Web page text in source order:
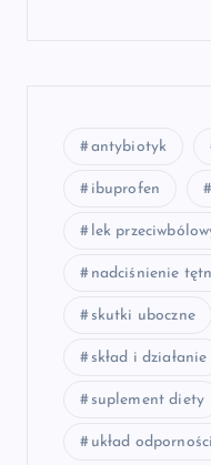
antybiotyk
ibuprofen
lek
nadciśnienie
skutki uboczne
skład i działanie
suplement diety
układ